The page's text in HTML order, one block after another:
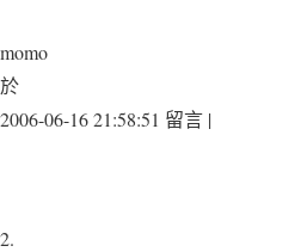
momo
於
2006-06-16 21:58:51 留言 |
2.